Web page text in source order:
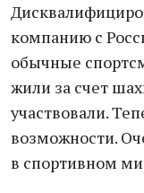
компанию с
обычные
жили за счет
участвовали.
возможности.
в спортивном